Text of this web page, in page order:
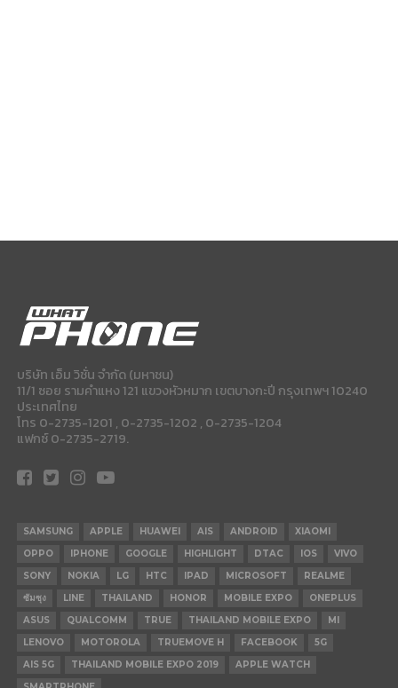
บริษัท เอ็ม วิชั่น จำกัด (มหาชน)
11/1 ซอย รามคำแหง 121 แขวงหัวหมาก เขตบางกะปี กรุงเทพฯ 10240
ประเทศไทย
โทร 0-2735-1201 , 0-2735-1202 , 0-2735-1204
แฟกซ์ 0-2735-2719.
SAMSUNG APPLE HUAWEI AIS ANDROID
XIAOMI
OPPO
IPHONE GOOGLE HIGHLIGHT DTAC IOS
VIVO
SONY
NOKIA LG HTC IPAD MICROSOFT
REALME
ซัมซุง
LINE THAILAND HONOR MOBILE EXPO
ONEPLUS
ASUS
QUALCOMM TRUE THAILAND MOBILE EXPO
MI
LENOVO
MOTOROLA TRUEMOVE H FACEBOOK
5G
AIS 5G
THAILAND MOBILE EXPO 2019
APPLE WATCH